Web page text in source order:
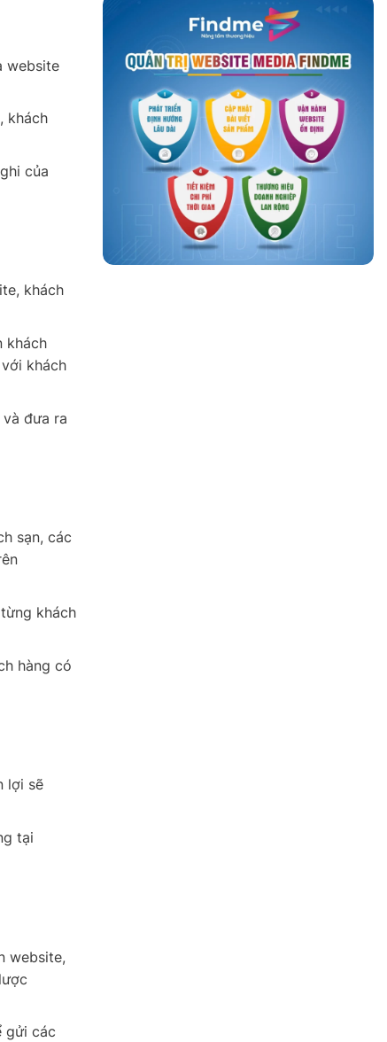
website
khách
của
khách
khách
khách
đưa ra
sạn, các
khách
hàng có
lợi sẽ
tại
website,
gửi các